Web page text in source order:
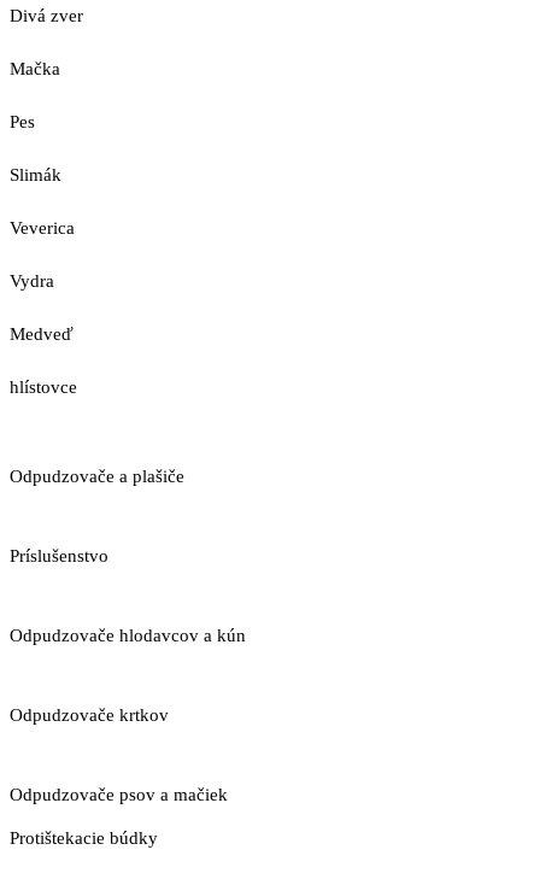
Divá zver
Mačka
Pes
Slimák
Veverica
Vydra
Medveď
hlístovce
Odpudzovače a plašiče
Príslušenstvo
Odpudzovače hlodavcov a kún
Odpudzovače krtkov
Odpudzovače psov a mačiek
Protištekacie búdky